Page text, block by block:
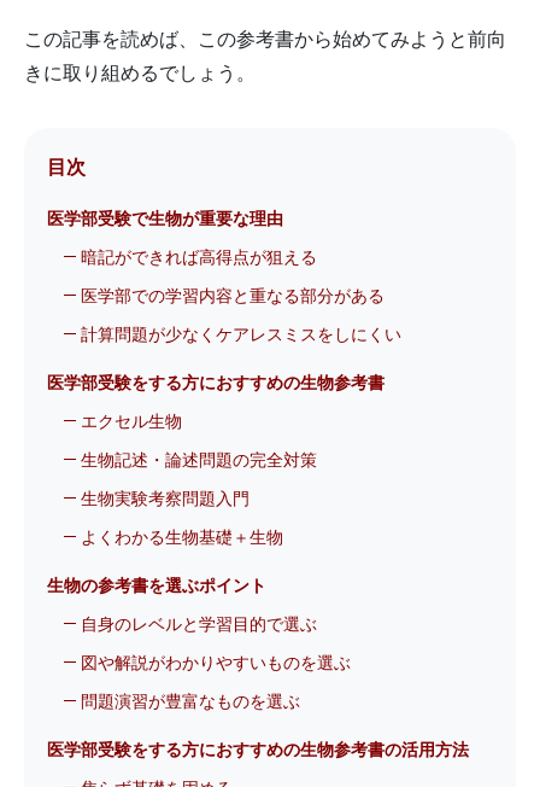
この記事を読めば、この参考書から始めてみようと前向
きに取り組めるでしょう。
目次
医学部受験で生物が重要な理由
暗記ができれば高得点が狙える
医学部での学習内容と重なる部分がある
計算問題が少なくケアレスミスをしにくい
医学部受験をする方におすすめの生物参考書
エクセル生物
生物記述・論述問題の完全対策
生物実験考察問題入門
よくわかる生物基礎＋生物
生物の参考書を選ぶポイント
自身のレベルと学習目的で選ぶ
図や解説がわかりやすいものを選ぶ
問題演習が豊富なものを選ぶ
医学部受験をする方におすすめの生物参考書の活用方法